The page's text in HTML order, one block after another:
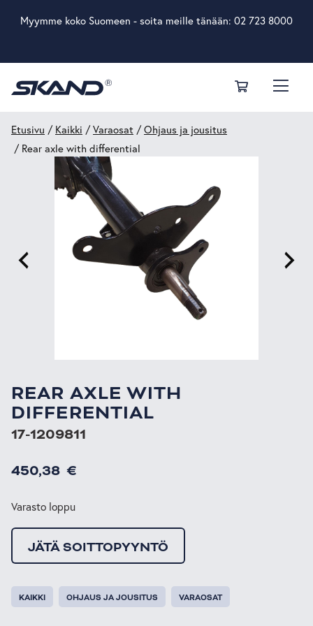
Myymme koko Suomeen - soita meille tänään: 02 723 8000
Etusivu / Kaikki /Varaosat /Ohjaus ja jousitus
/ Rear axle with differential
REAR AXLE WITH
DIFFERENTIAL
17-1209811
450,38 €
Varasto loppu
JÄTÄ SOITTOPYYNTÖ
KAIKKI OHJAUS JA JOUSITUS VARAOSAT